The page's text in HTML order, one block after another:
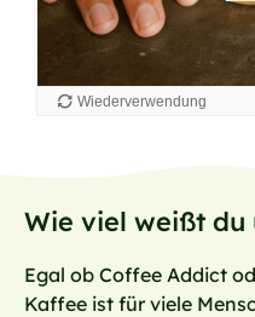
Wie viel weißt du
Egal ob Coffee Addict
Kaffee ist für viele